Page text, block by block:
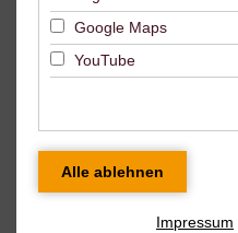
HISC-
Google Maps
YouTube
Impressum